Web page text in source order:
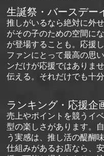
生誕祭・バースデー
推しがいるなら絶対に外
がその子のための空間に
が登場することも。応援
ファンにとって最高の思
ンだけが応援ではありま
伝える。それだけでも十
ランキング・応援企
売上やポイントを競うイ
型の楽しさがあります。
う実感は、推し活の醍醐
仕組みがあるお店なら、